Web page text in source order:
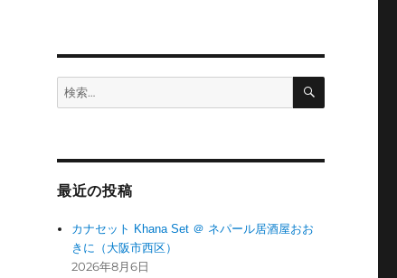
検
索:
検
最近の投稿
カナセット Khana Set ＠ ネパール居酒屋おお
きに（大阪市西区）
2026年8月6日